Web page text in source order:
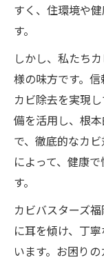
すく、住環境や
す。
しかし、私たち
様の味方です。
カビ除去を実現
備を活用し、根
で、徹底的なカ
によって、健康
す。
カビバスターズ
に耳を傾け、丁
います。お困り